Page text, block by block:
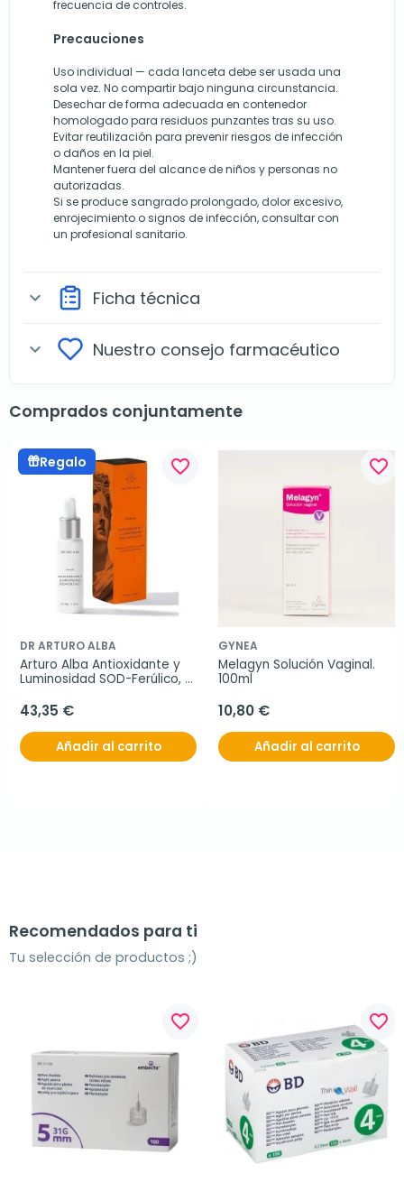
frecuencia de controles.
Precauciones
Uso individual — cada lanceta debe ser usada una
sola vez. No compartir bajo ninguna circunstancia.
Desechar de forma adecuada en contenedor
homologado para residuos punzantes tras su uso.
Evitar reutilización para prevenir riesgos de infección
o daños en la piel.
Mantener fuera del alcance de niños y personas no
autorizadas.
Si se produce sangrado prolongado, dolor excesivo,
enrojecimiento o signos de infección, consultar con
un profesional sanitario.
expand_more Ficha técnica
expand_more Nuestro consejo farmacéutico
Comprados conjuntamente
Regalo favorite_border
DR ARTURO ALBA
Arturo Alba Antioxidante y
Luminosidad SOD-Ferúlico,
43,35 €
Añadir al carrito
favorite_border
GYNEA
Melagyn Solución Vaginal.
100ml
10,80 €
Añadir al carrito
Recomendados para ti
Tu selección de productos ;)
favorite_border favorite_border